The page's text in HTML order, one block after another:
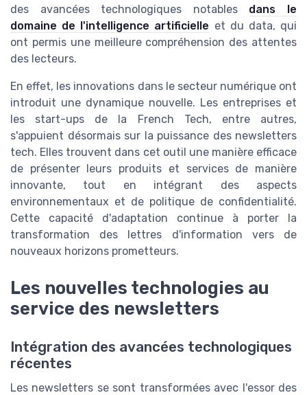
des avancées technologiques notables dans le
domaine de l'intelligence artificielle et du data, qui
ont permis une meilleure compréhension des attentes
des lecteurs.
En effet, les innovations dans le secteur numérique ont
introduit une dynamique nouvelle. Les entreprises et
les start-ups de la French Tech, entre autres,
s'appuient désormais sur la puissance des newsletters
tech. Elles trouvent dans cet outil une manière efficace
de présenter leurs produits et services de manière
innovante, tout en intégrant des aspects
environnementaux et de politique de confidentialité.
Cette capacité d'adaptation continue à porter la
transformation des lettres d'information vers de
nouveaux horizons prometteurs.
Les nouvelles technologies au
service des newsletters
Intégration des avancées technologiques
récentes
Les newsletters se sont transformées avec l'essor des